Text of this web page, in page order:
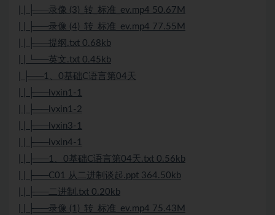
| | ├──录像 (3)_转_标准_ev.mp4 50.67M
| | ├──录像 (4)_转_标准_ev.mp4 77.55M
| | ├──提纲.txt 0.68kb
| | └──英文.txt 0.45kb
| ├──1、0基础C语言第04天
| | ├──lvxin1-1
| | ├──lvxin1-2
| | ├──lvxin3-1
| | ├──lvxin4-1
| | ├──1、0基础C语言第04天.txt 0.56kb
| | ├──C01 从二进制谈起.ppt 364.50kb
| | ├──二进制.txt 0.20kb
| | ├──录像 (1)_转_标准_ev.mp4 75.43M